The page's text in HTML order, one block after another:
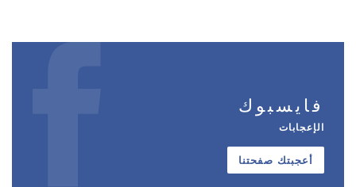
فايسبوك
الإعجابات
أعجبتك صفحتنا